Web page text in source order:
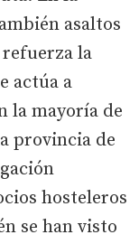
asaltos
refuerza la
actúa a
la mayoría de
provincia de
hosteleros
se han visto